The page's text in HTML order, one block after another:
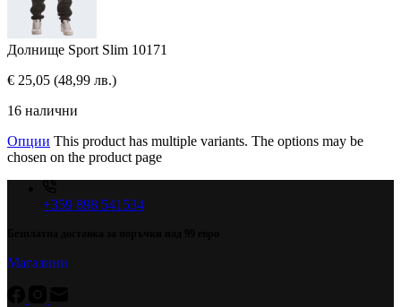
Долнище Sport Slim 10171
€ 25,05 (48,99 лв.)
16 налични
Опции This product has multiple variants. The options may be
chosen on the product page
+359 898 541534
Магазини